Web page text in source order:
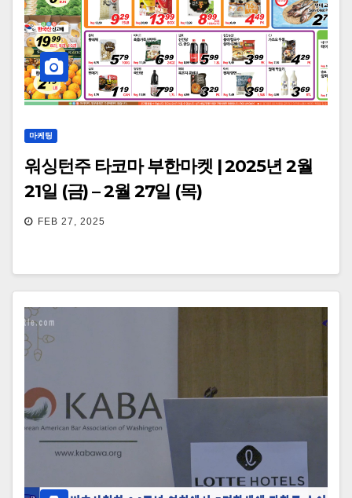
마케팅
워싱턴주 타코마 부한마켓 | 2025년 2월
21일 (금) – 2월 27일 (목)
FEB 27, 2025